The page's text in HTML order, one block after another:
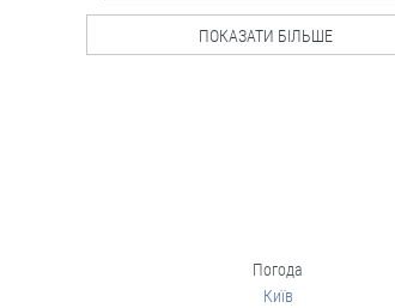
Погода
Київ
Люди і проблеми
В Україні
ПОКАЗАТИ БІЛЬШЕ